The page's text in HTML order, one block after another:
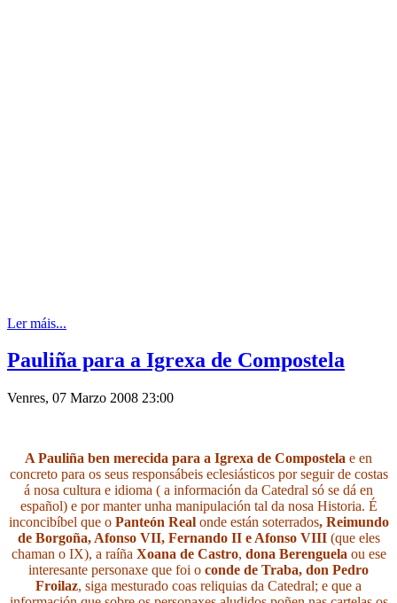
Ler máis...
Pauliña para a Igrexa de Compostela
Venres, 07 Marzo 2008 23:00
A Pauliña ben merecida para a Igrexa de Compostela e en
concreto para os seus responsábeis eclesiásticos por seguir de costas
á nosa cultura e idioma ( a información da Catedral só se dá en
español) e por manter unha manipulación tal da nosa Historia. É
inconcibíbel que o Panteón Realonde están soterrados, Reimundo
de Borgoña, Afonso VII, Fernando II e Afonso VIII(que eles
chaman o IX), a raíña Xoana de Castro, dona Berenguela ou ese
interesante personaxe que foi o conde de Traba, don Pedro
Froilaz, siga mesturado coas reliquias da Catedral; e que a